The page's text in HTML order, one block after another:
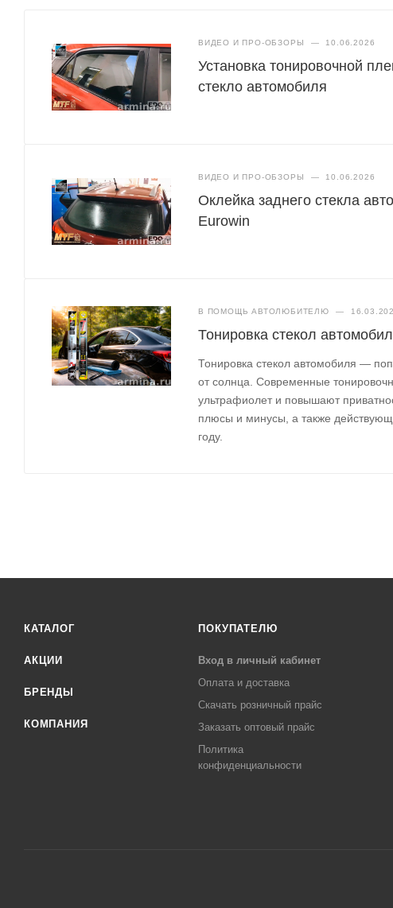
ВИДЕО И ПРО-ОБЗОРЫ — 10.06.2026
Установка тонировочной
стекло автомобиля
ВИДЕО И ПРО-ОБЗОРЫ — 10.06.2026
Оклейка заднего стекла
Eurowin
В ПОМОЩЬ АВТОЛЮБИТЕЛЮ —
Тонировка стекол
Тонировка стекол автомобиля —
от солнца. Современные
ультрафиолет и повышают
плюсы и минусы, а также
году.
КАТАЛОГ
АКЦИИ
БРЕНДЫ
КОМПАНИЯ
ПОКУПАТЕЛЮ
Вход в личный кабинет
Оплата и доставка
Скачать розничный прайс
Заказать оптовый прайс
Политика
конфиденциальности